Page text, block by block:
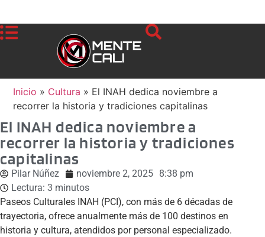
Inicio » Cultura » El INAH dedica noviembre a
recorrer la historia y tradiciones capitalinas
El INAH dedica noviembre a
recorrer la historia y tradiciones
capitalinas
Pilar Núñez noviembre 2, 2025 8:38 pm
Lectura: 3 minutos
Paseos Culturales INAH (PCI), con más de 6 décadas de
trayectoria, ofrece anualmente más de 100 destinos en
historia y cultura, atendidos por personal especializado.